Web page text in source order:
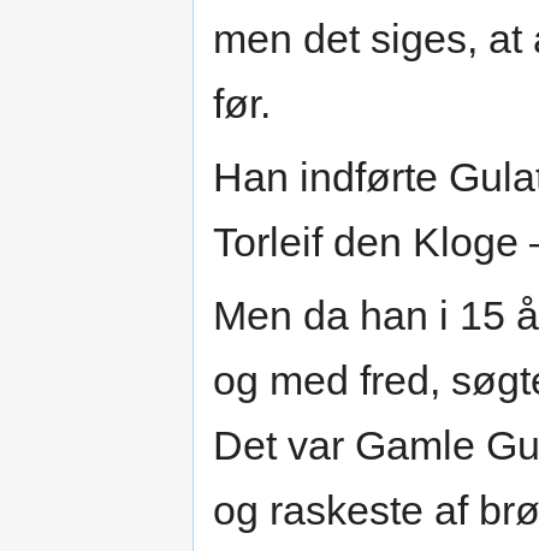
men det siges,
før.
Han indførte
Torleif den
Men da han i 15
og med fred,
Det var Gamle
og raskeste af